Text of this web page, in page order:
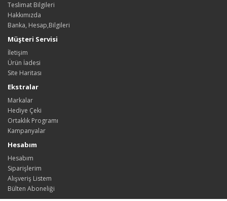
Teslimat Bilgileri
Hakkımızda
Banka, Hesap,Bilgileri
Müşteri Servisi
İletişim
Ürün İadesi
Site Haritası
Ekstralar
Markalar
Hediye Çeki
Ortaklık Programı
Kampanyalar
Hesabım
Hesabım
Siparişlerim
Alışveriş Listem
Bülten Aboneliği